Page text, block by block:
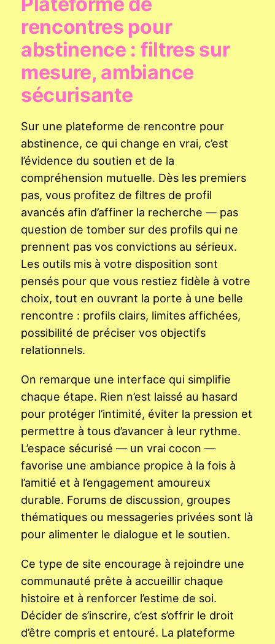
rencontres pour
abstinence : filtres sur
mesure, ambiance
sécurisante
Sur une plateforme de rencontre pour
abstinence, ce qui change en vrai, c’est
l’évidence du soutien et de la
compréhension mutuelle. Dès les premiers
pas, vous profitez de filtres de profil
avancés afin d’affiner la recherche — pas
question de tomber sur des profils qui ne
prennent pas vos convictions au sérieux.
Les outils mis à votre disposition sont
pensés pour que vous restiez fidèle à votre
choix, tout en ouvrant la porte à une belle
rencontre : profils clairs, limites affichées,
possibilité de préciser vos objectifs
relationnels.
On remarque une interface qui simplifie
chaque étape. Rien n’est laissé au hasard
pour protéger l’intimité, éviter la pression et
permettre à tous d’avancer à leur rythme.
L’espace sécurisé — un vrai cocon —
favorise une ambiance propice à la fois à
l’amitié et à l’engagement amoureux
durable. Forums de discussion, groupes
thématiques ou messageries privées sont là
pour alimenter le dialogue et le soutien.
Ce type de site encourage à rejoindre une
communauté prête à accueillir chaque
histoire et à renforcer l’estime de soi.
Décider de s’inscrire, c’est s’offrir le droit
d’être compris et entouré. La plateforme